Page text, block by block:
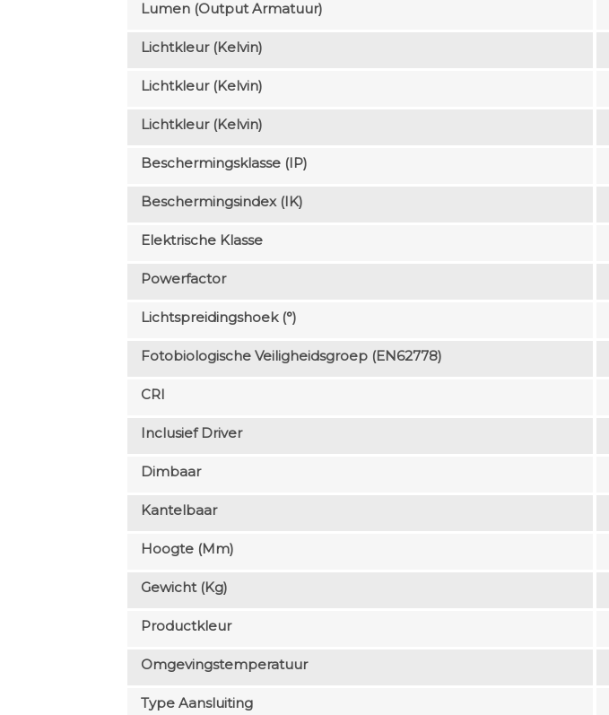
Lumen (output Armatuur)
Lichtkleur (Kelvin)
Lichtkleur (Kelvin)
Lichtkleur (Kelvin)
Beschermingsklasse (IP)
Beschermingsindex (IK)
Elektrische Klasse
Powerfactor
Lichtspreidingshoek (°)
Fotobiologische Veiligheidsgroep (EN62778)
CRI
Inclusief Driver
Dimbaar
Kantelbaar
Hoogte (mm)
Gewicht (kg)
Productkleur
Omgevingstemperatuur
Type Aansluiting